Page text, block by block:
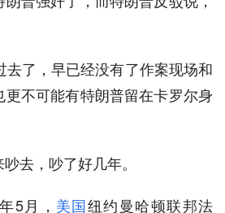
去了，早已经没有了作案现场和
不可能有特朗普留在卡罗尔身
去，吵了好几年。
5月， 美国纽约曼哈顿联邦法